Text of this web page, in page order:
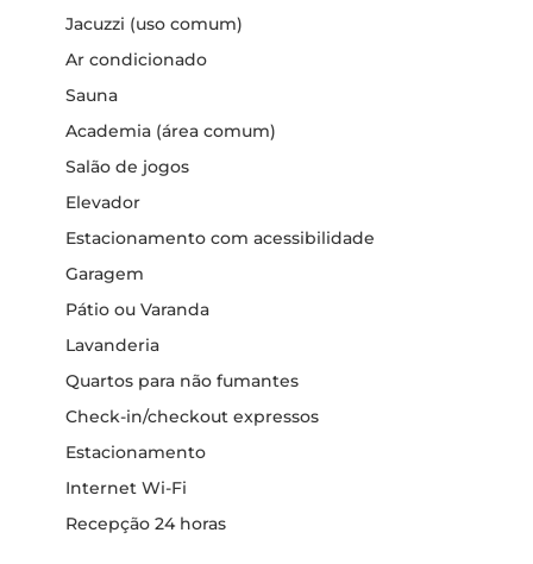
Jacuzzi (uso comum)
Ar condicionado
Sauna
Academia (área comum)
Salão de jogos
Elevador
Estacionamento com acessibilidade
Garagem
Pátio ou Varanda
Lavanderia
Quartos para não fumantes
Check-in/checkout expressos
Estacionamento
Internet Wi-Fi
Recepção 24 horas